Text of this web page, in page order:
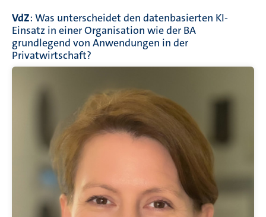
VdZ: Was unterscheidet den datenbasierten KI-
Einsatz in einer Organisation wie der BA
grundlegend von Anwendungen in der
Privatwirtschaft?